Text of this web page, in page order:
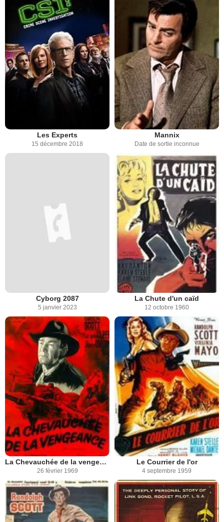
Les Experts
15 décembre 2018
Mannix
Date de sortie inconnue
Cyborg 2087
5 janvier 2023
La Chute d'un caïd
12 octobre 1960
La Chevauchée de la vengeance
26 février 1969
Le Courrier de l'or
4 septembre 1959